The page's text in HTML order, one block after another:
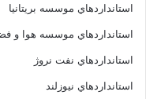
استانداردهاي موسسه بريتانيا
استانداردهاي موسسه هوا و
استانداردهاي نفت نروژ
استانداردهاي نيوزلند